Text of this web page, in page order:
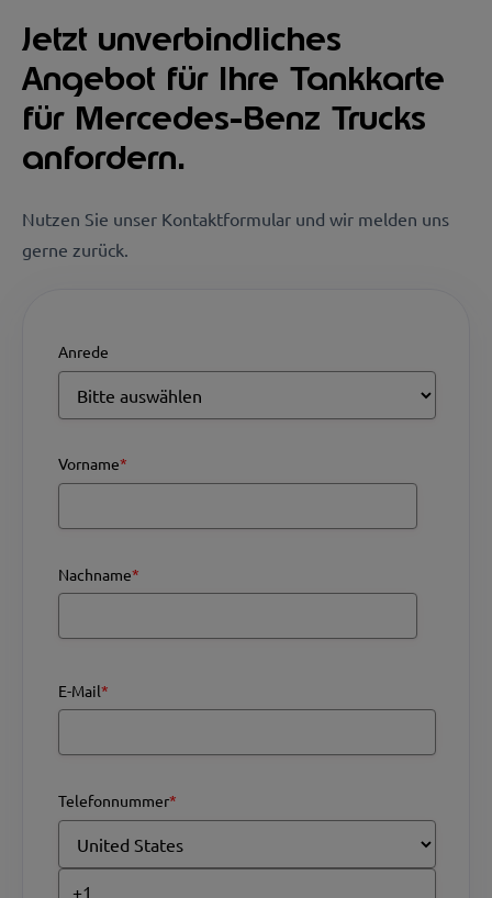
Jetzt unverbindliches
Angebot für Ihre Tankkarte
für Mercedes-Benz Trucks
anfordern.
Nutzen Sie unser Kontaktformular und wir melden uns
gerne zurück.
Anrede
Vorname*
Nachname*
E-Mail*
Telefonnummer*